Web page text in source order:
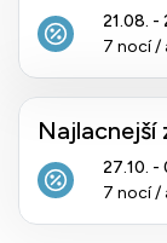
21.08. -
7 nocí /
Najlacnejší
27.10. -
7 nocí /